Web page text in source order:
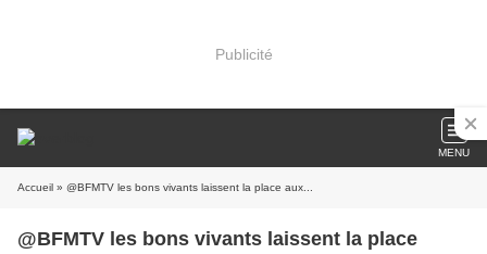
Publicité
MENU
Accueil » @BFMTV les bons vivants laissent la place aux...
@BFMTV les bons vivants laissent la place